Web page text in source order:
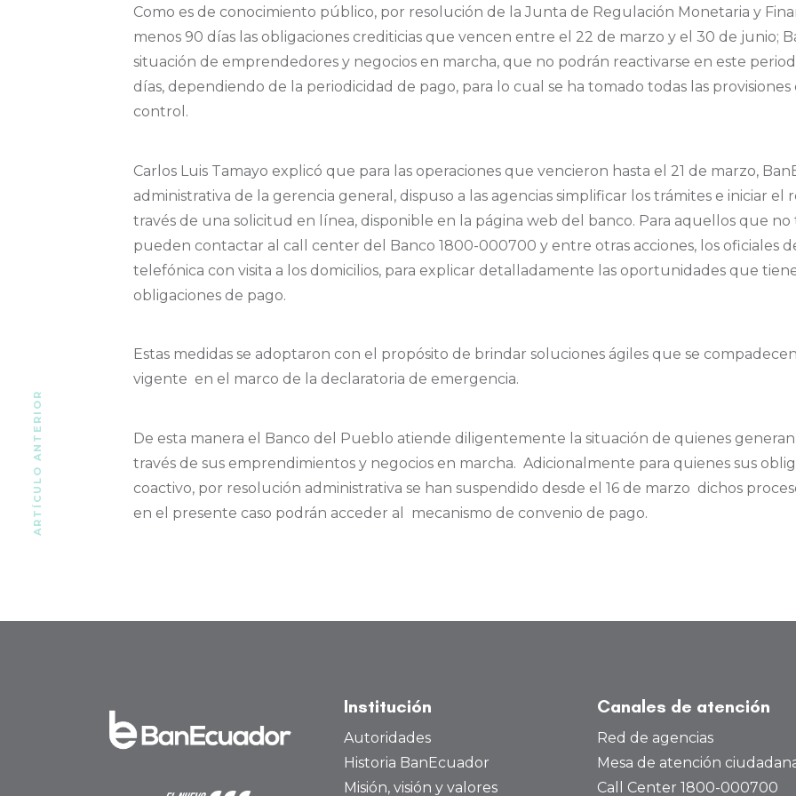
Como es de conocimiento público, por resolución de la Junta de Regulación Monetaria y
menos 90 días las obligaciones crediticias que vencen entre el 22 de marzo y el 30 de junio;
situación de emprendedores y negocios en marcha, que no podrán reactivarse en este
días, dependiendo de la periodicidad de pago, para lo cual se ha tomado todas las
control.
Carlos Luis Tamayo explicó que para las operaciones que vencieron hasta el 21 de marzo,
administrativa de la gerencia general, dispuso a las agencias simplificar los trámites e iniciar
través de una solicitud en línea, disponible en la página web del banco. Para aquellos que
pueden contactar al call center del Banco 1800-000700 y entre otras acciones, los oficiales
telefónica con visita a los domicilios, para explicar detalladamente las oportunidades que
obligaciones de pago.
Estas medidas se adoptaron con el propósito de brindar soluciones ágiles que se
vigente en el marco de la declaratoria de emergencia.
De esta manera el Banco del Pueblo atiende diligentemente la situación de quienes
través de sus emprendimientos y negocios en marcha. Adicionalmente para quienes sus
coactivo, por resolución administrativa se han suspendido desde el 16 de marzo dichos
en el presente caso podrán acceder al mecanismo de convenio de pago.
ARTÍCULO ANTERIOR
Institución
Autoridades
Historia BanEcuador
Misión, visión y valores
Canales de atención
Red de agencias
Mesa de atención
Call Center 1800-000700